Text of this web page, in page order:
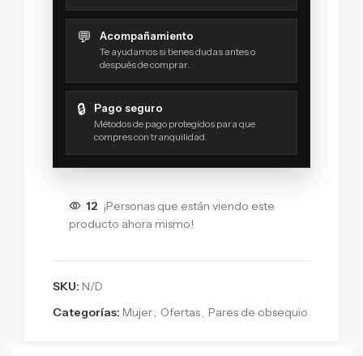
💬 Acompañamiento
Te ayudamos si tienes dudas antes o
después de comprar.
🔒 Pago seguro
Métodos de pago protegidos para que
compres con tranquilidad.
12 ¡Personas que están viendo este
producto ahora mismo!
SKU: N/D
Categorías: Mujer, Ofertas, Pares de obsequio